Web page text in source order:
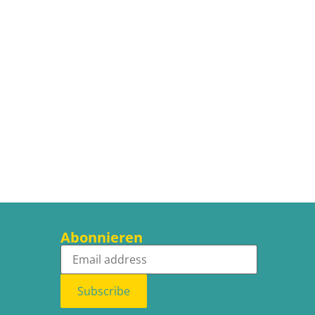
Abonnieren
Subscribe